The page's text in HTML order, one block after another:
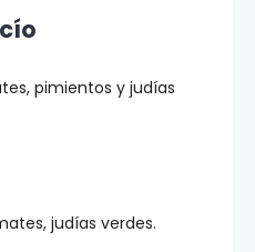
pimientos y judías
judías verdes.